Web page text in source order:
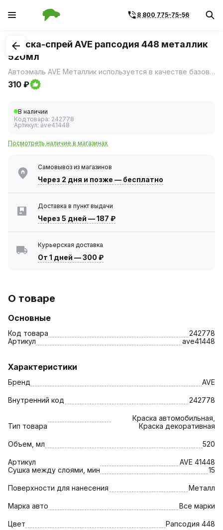
8 800 775-75-56
1/3
Краска-спрей AVE рапсодия 448 металлик
520мл
Автоэмаль AVE Металлик используется в качестве базового слоя в двухслойном покрытии с поверхностным прозрачным лаком.
310 ₽
В наличии
Код товара: 242778
Артикул: ave41448
Посмотреть наличие в магазинах
Самовывоз из магазинов
Через 2 дня и позже — бесплатно
Доставка в пункт выдачи
Через 5 дней —187 ₽
Курьерская доставка
От 1 дней —300 ₽
О товаре
Основные
Код товара
242778
Артикул
ave41448
Характеристики
Бренд AVE
Внутренний код 242778
Тип товара
Краска автомобильная,
Краска декоративная
Объем, мл 520
Артикул
AVE 41448
Сушка между слоями, мин
15
Поверхности для нанесения Металл
Марка авто Все марки
Цвет Рапсодия 448